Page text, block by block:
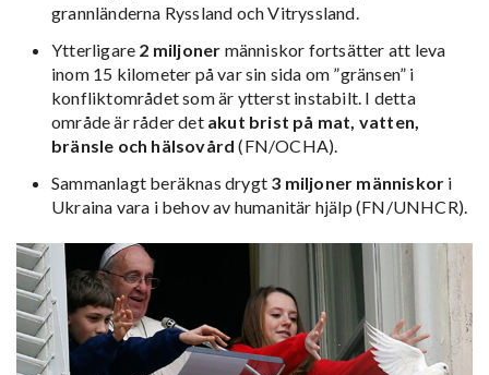
grannländerna Ryssland och Vitryssland.
Ytterligare 2 miljoner människor fortsätter att leva
inom 15 kilometer på var sin sida om ”gränsen” i
konfliktområdet som är ytterst instabilt. I detta
område är råder det akut brist på mat, vatten,
bränsle och hälsovård(FN/OCHA).
Sammanlagt beräknas drygt 3 miljoner människor i
Ukraina vara i behov av humanitär hjälp (FN/UNHCR).